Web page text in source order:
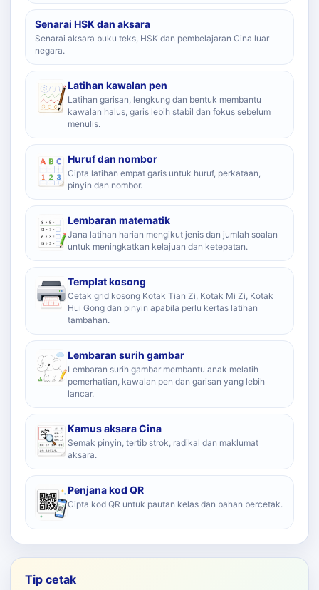
Senarai HSK dan aksara
Senarai aksara buku teks, HSK dan pembelajaran Cina luar
negara.
Latihan kawalan pen
Latihan garisan, lengkung dan bentuk membantu
kawalan halus, garis lebih stabil dan fokus sebelum
menulis.
Huruf dan nombor
Cipta latihan empat garis untuk huruf, perkataan,
pinyin dan nombor.
Lembaran matematik
Jana latihan harian mengikut jenis dan jumlah soalan
untuk meningkatkan kelajuan dan ketepatan.
Templat kosong
Cetak grid kosong Kotak Tian Zi, Kotak Mi Zi, Kotak
Hui Gong dan pinyin apabila perlu kertas latihan
tambahan.
Lembaran surih gambar
Lembaran surih gambar membantu anak melatih
pemerhatian, kawalan pen dan garisan yang lebih
lancar.
Kamus aksara Cina
Semak pinyin, tertib strok, radikal dan maklumat
aksara.
Penjana kod QR
Cipta kod QR untuk pautan kelas dan bahan bercetak.
Tip cetak